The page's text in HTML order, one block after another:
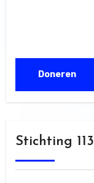
Stichting 113